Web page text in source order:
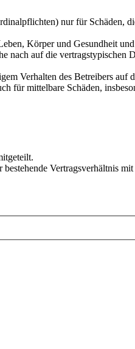
nur für Schäden,
Körper und Gesundheit
nach auf die vertragstypischen
Verhalten des Betreibers auf
für mittelbare Schäden,
Vertragsverhältnis